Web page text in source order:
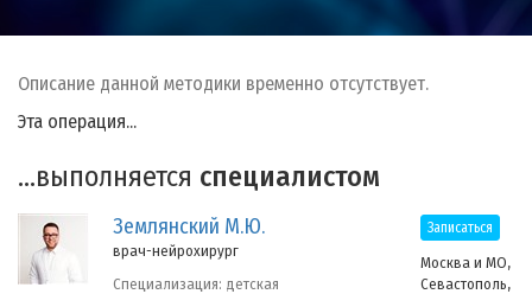
Описание данной методики временно отсутствует.
Эта операция...
...выполняется специалистом
Землянский М.Ю.
врач-нейрохирург
Специализация: детская
Записаться
Москва и МО,
Севастополь,